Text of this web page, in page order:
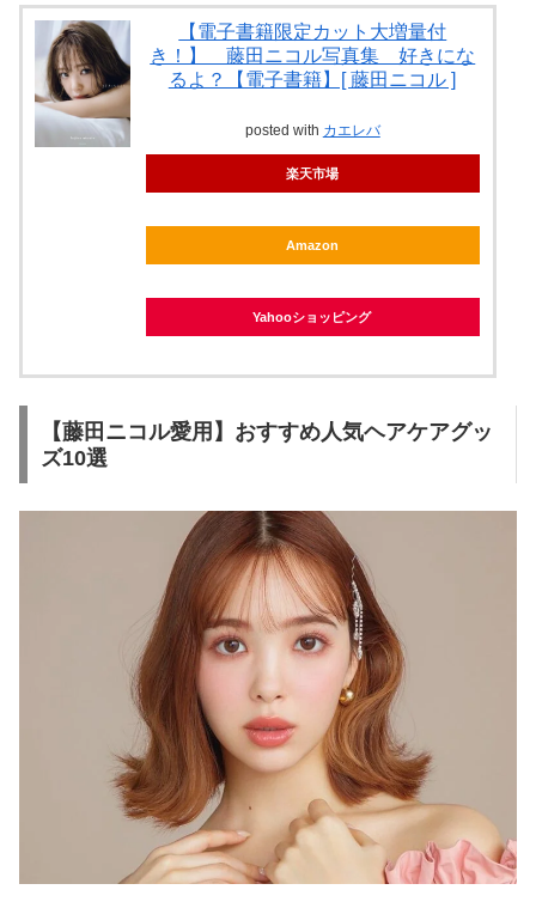
【電子書籍限定カット大増量付
き！】 藤田ニコル写真集 好きにな
るよ？【電子書籍】[ 藤田ニコル ]
posted with カエレバ
楽天市場
Amazon
Yahooショッピング
【藤田ニコル愛用】おすすめ人気ヘアケアグッ
ズ10選